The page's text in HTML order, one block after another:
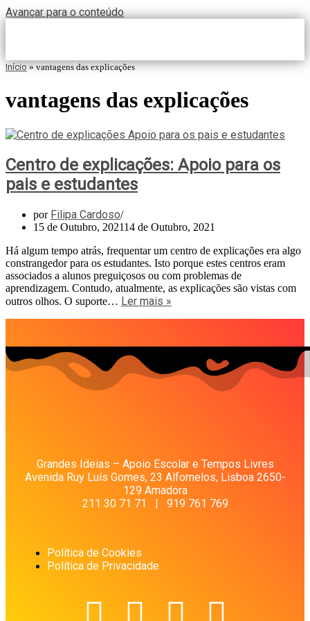
Avançar para o conteúdo
Início»vantagens das explicações
vantagens das explicações
Centro de explicações: Apoio para os
pais e estudantes
por Filipa Cardoso
15 de Outubro, 202114 de Outubro, 2021
Há algum tempo atrás, frequentar um centro de explicações era algo
constrangedor para os estudantes. Isto porque estes centros eram
associados a alunos preguiçosos ou com problemas de
aprendizagem. Contudo, atualmente, as explicações são vistas com
outros olhos. O suporte… Ler mais »
Grandes Ideias – Apoio Escolar e Tempos Livres
Avenida Ruy Luís Gomes, 23 Alfornelos, Lisboa 2650-
129 Amadora
211 30 71 71 | 919 761 769
Política de Cookies
Política de Privacidade